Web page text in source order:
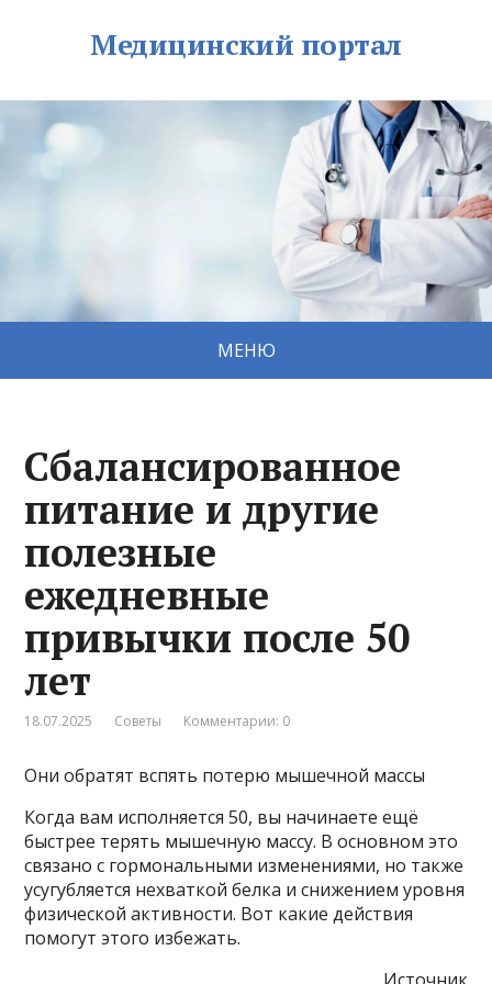
Медицинский портал
МЕНЮ
Сбалансированное
питание и другие
полезные
ежедневные
привычки после 50
лет
18.07.2025 Советы Комментарии: 0
Они обратят вспять потерю мышечной массы
Когда вам исполняется 50, вы начинаете ещё
быстрее терять мышечную массу. В основном это
связано с гормональными изменениями, но также
усугубляется нехваткой белка и снижением уровня
физической активности. Вот какие действия
помогут этого избежать.